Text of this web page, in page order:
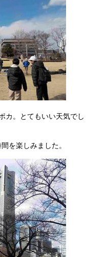
カ。とてもいい天気でし
を楽しみました。